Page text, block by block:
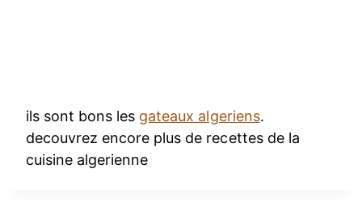
ils sont bons les gateaux algeriens.
decouvrez encore plus de recettes de la
cuisine algerienne